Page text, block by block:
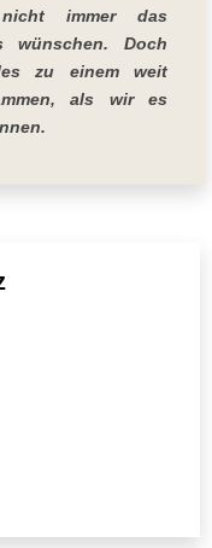
immer das
Doch
zu einem weit
als wir es